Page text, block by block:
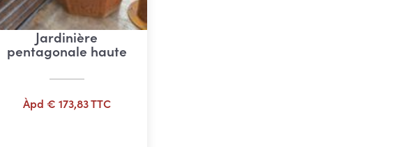
Jardinière
pentagonale haute
Àpd € 173,83TTC